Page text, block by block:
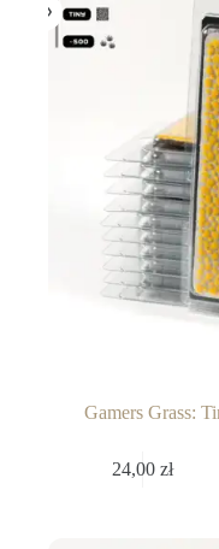
Gamers Grass:
24,00zł